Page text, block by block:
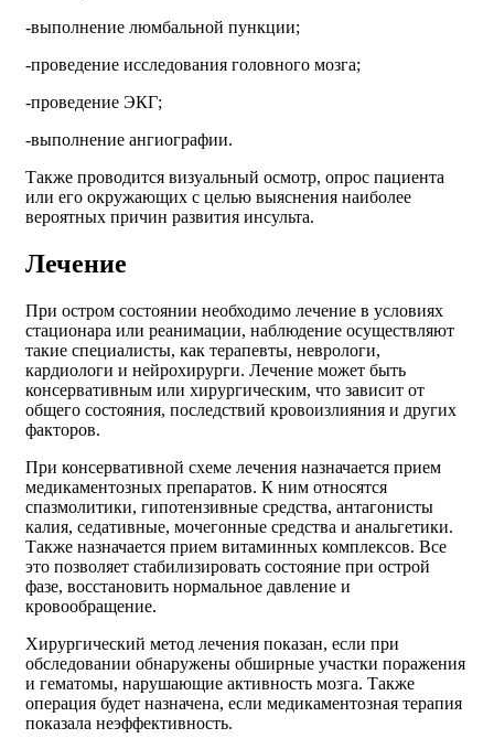
-выполнение люмбальной пункции;
-проведение исследования головного мозга;
-проведение ЭКГ;
-выполнение ангиографии.
Также проводится визуальный осмотр, опрос пациента
или его окружающих с целью выяснения наиболее
вероятных причин развития инсульта.
Лечение
При остром состоянии необходимо лечение в условиях
стационара или реанимации, наблюдение осуществляют
такие специалисты, как терапевты, неврологи,
кардиологи и нейрохирурги. Лечение может быть
консервативным или хирургическим, что зависит от
общего состояния, последствий кровоизлияния и других
факторов.
При консервативной схеме лечения назначается прием
медикаментозных препаратов. К ним относятся
спазмолитики, гипотензивные средства, антагонисты
калия, седативные, мочегонные средства и анальгетики.
Также назначается прием витаминных комплексов. Все
это позволяет стабилизировать состояние при острой
фазе, восстановить нормальное давление и
кровообращение.
Хирургический метод лечения показан, если при
обследовании обнаружены обширные участки поражения
и гематомы, нарушающие активность мозга. Также
операция будет назначена, если медикаментозная терапия
показала неэффективность.